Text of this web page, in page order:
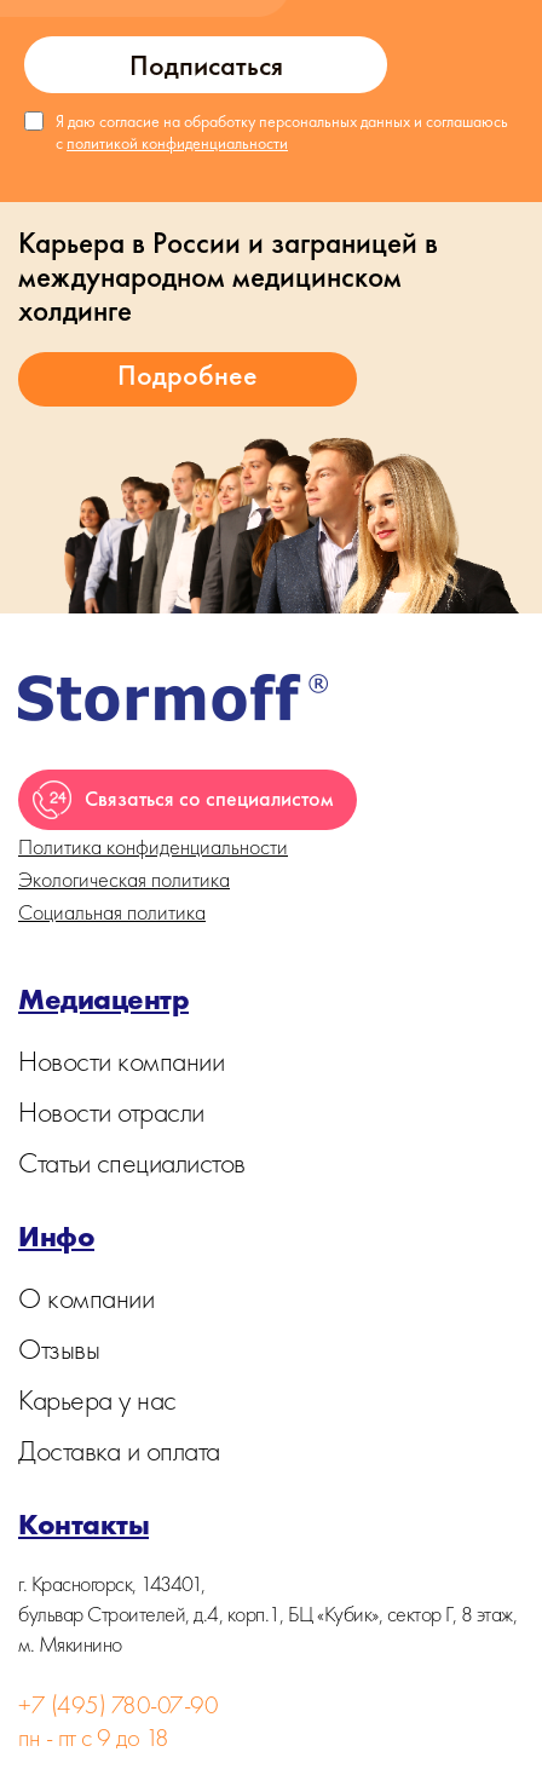
Подписаться
Я даю согласие на обработку персональных данных и соглашаюсь
с политикой конфиденциальности
Карьера в России и заграницей в
международном медицинском
холдинге
Связаться со специалистом
Политика конфиденциальности
Экологическая политика
Социальная политика
Медиацентр
Новости компании
Новости отрасли
Статьи специалистов
Инфо
О компании
Отзывы
Карьера у нас
Доставка и оплата
Контакты
г. Красногорск, 143401,
бульвар Строителей, д.4, корп.1, БЦ «Кубик», сектор Г, 8 этаж,
м. Мякинино
+7 (495) 780-07-90
пн - пт с 9 до 18